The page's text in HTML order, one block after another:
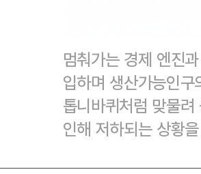
멈춰가는 경제 엔진
입하며 생산가능인
톱니바퀴처럼 맞물
인해 저하되는 상황